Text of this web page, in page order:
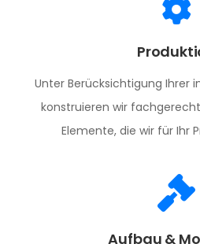
Unter Berücksichtigung Ihrer
konstruieren wir
Elemente, die wir für Ihr
Aufbau &